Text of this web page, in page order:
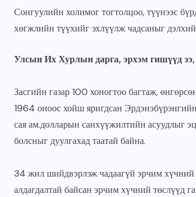
Сонгуулийн холимог тогтолцоо, түүнээс
хөгжлийн түүхийг эхлүүлж чадсаныг
Улсын Их Хурлын дарга, эрхэм гишүүд ээ,
Засгийн газар 100 хоногтоо багтаж,
1964 оноос хойш яригдсан
сая ам.долларын санхүүжилтийн асуудлыг
болсныг дуулгахад таатай байна.
34 жил шийдвэрлэж чадаагүй эрчим хүчний
алдагдалтай байсан эрчим хүчний төслүүд